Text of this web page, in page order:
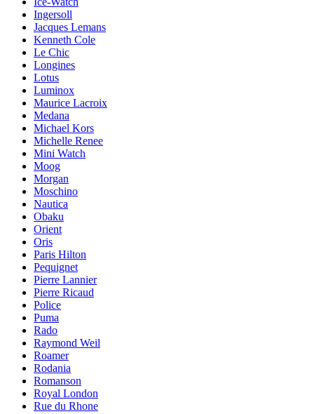
Ingersoll
Jacques Lemans
Kenneth Cole
Le Chic
Longines
Lotus
Luminox
Maurice Lacroix
Medana
Michael Kors
Michelle Renee
Mini Watch
Moog
Morgan
Moschino
Nautica
Obaku
Orient
Oris
Paris Hilton
Pequignet
Pierre Lannier
Pierre Ricaud
Police
Puma
Rado
Raymond Weil
Roamer
Rodania
Romanson
Royal London
Rue du Rhone